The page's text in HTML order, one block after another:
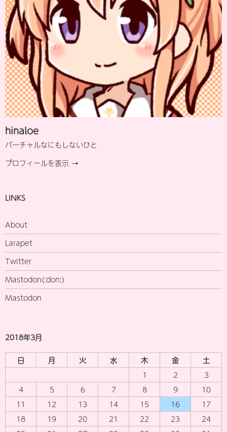
hinaloe
バーチャルなにもしないひと
プロフィールを表示 →
LINKS
About
Larapet
Twitter
Mastodon(:don:)
Mastodon
2018年3月
日 月 火 水 木 金
土
1
2
3
4
5 6 7 8 9
10
11
12 13 14 15 16
17
18
19 20 21 22 23
24